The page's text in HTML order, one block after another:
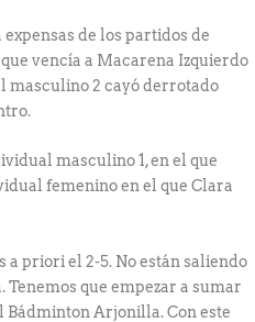
de los partidos de
vencía a Macarena Izquierdo
masculino 2 cayó derrotado
masculino 1, en el que
femenino en el que Clara
a priori el 2-5. No están saliendo
Tenemos que empezar a sumar
Bádminton Arjonilla. Con este